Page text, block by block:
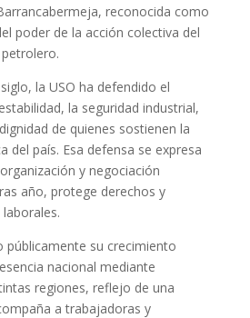
reconocida como
poder de la acción colectiva del
la USO ha defendido el
la seguridad industrial,
de quienes sostienen la
del país. Esa defensa se expresa
y negociación
año, protege derechos y
públicamente su crecimiento
nacional mediante
regiones, reflejo de una
a trabajadoras y